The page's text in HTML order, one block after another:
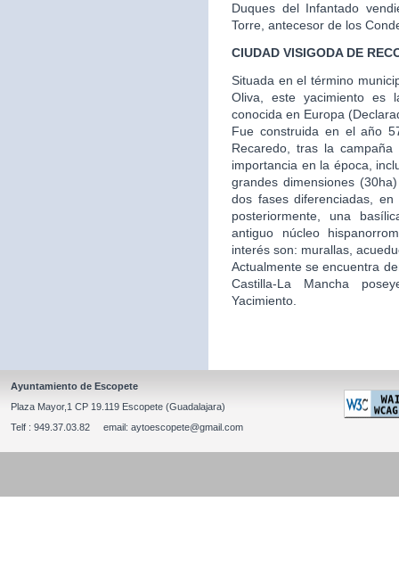
Duques del Infantado
Torre, antecesor de los
CIUDAD VISIGODA DE
Situada en el término
Oliva, este yacimiento es
conocida en Europa
Fue construida en el año
Recaredo, tras la
importancia en la época,
grandes dimensiones
dos fases diferenciadas,
posteriormente, una
antiguo núcleo
interés son: murallas,
Actualmente se encuentra
Castilla-La Mancha
Yacimiento.
Ayuntamiento de Escopete
Plaza Mayor,1 CP 19.119 Escopete (Guadalajara)
Telf : 949.37.03.82 email: aytoescopete@gmail.com